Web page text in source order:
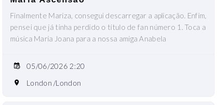
Finalmente Mariza, consegui descarregar a aplicação. Enfim,
pensei que já tinha perdido o título de fan número 1. Toca a
música Maria Joana para a nossa amiga Anabela
05/06/2026 2:20
London /London